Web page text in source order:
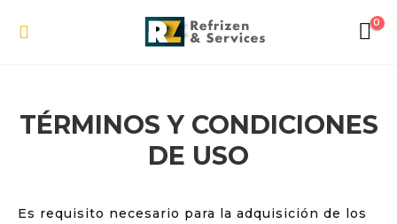
0
TÉRMINOS Y CONDICIONES
DE USO
Es requisito necesario para la adquisición de los